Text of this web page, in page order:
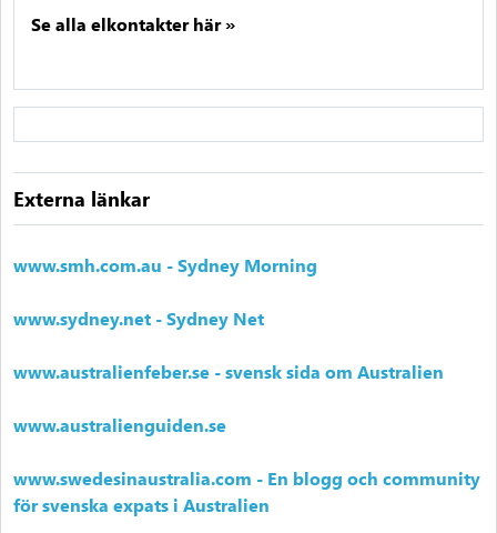
Se alla elkontakter här »
Externa länkar
www.smh.com.au - Sydney Morning
www.sydney.net - Sydney Net
www.australienfeber.se - svensk sida om Australien
www.australienguiden.se
www.swedesinaustralia.com - En blogg och community
för svenska expats i Australien